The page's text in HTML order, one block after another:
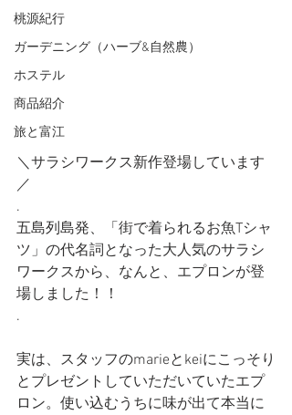
桃源紀行
ガーデニング（ハーブ&自然農）
ホステル
商品紹介
旅と富江
＼サラシワークス新作登場しています
／
.
五島列島発、「街で着られるお魚Tシャ
ツ」の代名詞となった大人気のサラシ
ワークスから、なんと、エプロンが登
場しました！！
.
実は、スタッフのmarieとkeiにこっそり
とプレゼントしていただいていたエプ
ロン。使い込むうちに味が出て本当に